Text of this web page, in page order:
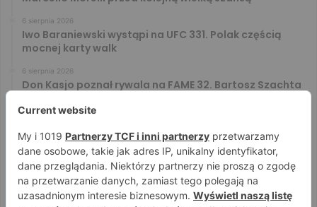
6 sierpnia 2026
Iwo Baraniewski wystąpi na UFC 331. Polak częścią
mocnej karty walk
6 sierpnia 2026
Don Kasjo poznał rywala na FAME 32. Bartosz Szachta
Niepokonany Włodarczyk zawalczy o ranking! Na XTB
KSW 122 zmierzy się z Paivą
5 sierpnia 2026
Mateusz DON DIEGO Kubiszyn o rywalu na GROMDA 26.
Kibice typują trzy nazwiska